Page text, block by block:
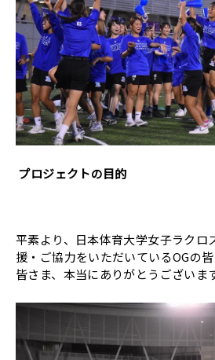
プロジェクトの目的
平素より、日本体育大学女子ラクロ
援・ご協力をいただいているOGの
皆さま、本当にありがとうございま